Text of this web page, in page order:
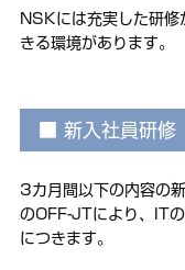
NSKには充実した研修
きる環境があります。
新入社員研修
3カ月間以下の内容の
のOFF-JTにより、IT
につきます。